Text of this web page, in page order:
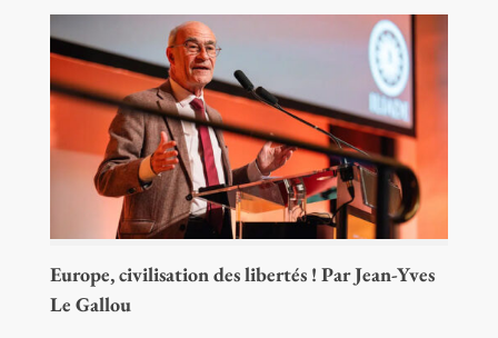
Europe, civilisation des libertés ! Par Jean-Yves
Le Gallou